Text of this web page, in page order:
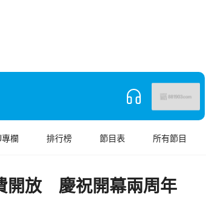
專欄 排行榜 節目表 所有節目
開放 慶祝開幕兩周年